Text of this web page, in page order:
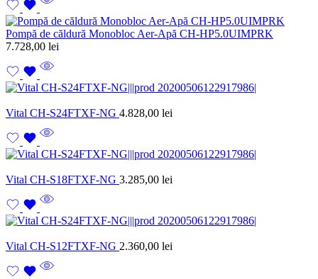
Pompă de căldură Monobloc Aer-Apă CH-HP5.0UIMPRK
7.728,00 lei
Vital CH-S24FTXF-NG 4.828,00 lei
Vital CH-S18FTXF-NG 3.285,00 lei
Vital CH-S12FTXF-NG 2.360,00 lei